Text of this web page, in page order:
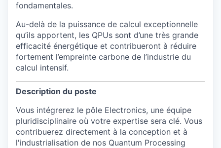
fondamentales.
Au-delà de la puissance de calcul exceptionnelle
qu’ils apportent, les QPUs sont d’une très grande
efficacité énergétique et contribueront à réduire
fortement l’empreinte carbone de l’industrie du
calcul intensif.
Description du poste
Vous intégrerez le pôle Electronics, une équipe
pluridisciplinaire où votre expertise sera clé. Vous
contribuerez directement à la conception et à
l'industrialisation de nos Quantum Processing